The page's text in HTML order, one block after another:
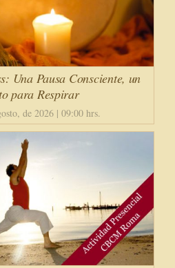
Una Pausa Consciente, un
para Respirar
de 2026 | 09:00 hrs.